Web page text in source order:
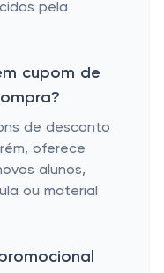
pela
cupom de
de desconto
oferece
alunos,
ou material